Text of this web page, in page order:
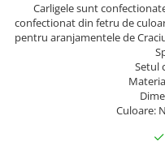
Hortensia
Lavanda
Ghirlande
Lumanari si accesorii tort
Carligele sunt
confectionat din fetru de
pentru aranjamentele de
Setul
Culoare: